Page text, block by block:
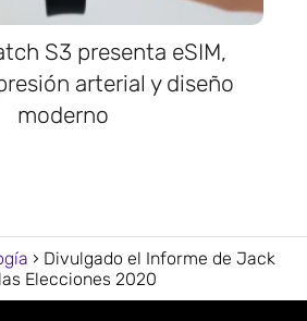
S3 presenta eSIM,
arterial y diseño
moderno
Divulgado el Informe de Jack
Elecciones 2020